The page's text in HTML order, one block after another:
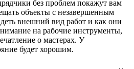
без проблем покажут вам
объекты с незавершенным
внешний вид работ и как они
на рабочие инструменты,
о мастерах. У
будет хорошим.